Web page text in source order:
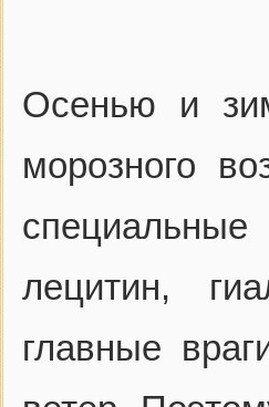
Осенью и
морозного
лецитин,
главные